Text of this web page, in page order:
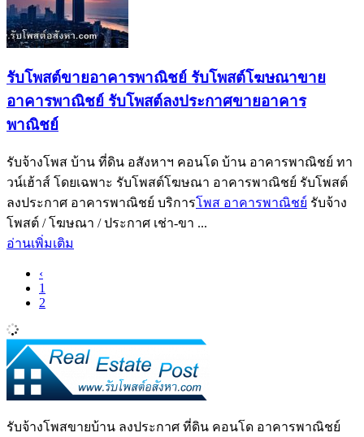
รับโพสต์ขายอาคารพาณิชย์ รับโพสต์โฆษณาขาย
อาคารพาณิชย์ รับโพสต์ลงประกาศขายอาคาร
พาณิชย์
รับจ้างโพส บ้าน ที่ดิน อสังหาฯ คอนโด บ้าน อาคารพาณิชย์ ทา
วน์เฮ้าส์ โดยเฉพาะ รับโพสต์โฆษณา อาคารพาณิชย์ รับโพสต์
ลงประกาศ อาคารพาณิชย์ บริการโพส อาคารพาณิชย์ รับจ้าง
โพสต์ / โฆษณา / ประกาศ เช่า-ขา ...
อ่านเพิ่มเติม
‹
1
2
รับจ้างโพสขายบ้าน ลงประกาศ ที่ดิน คอนโด อาคารพาณิชย์